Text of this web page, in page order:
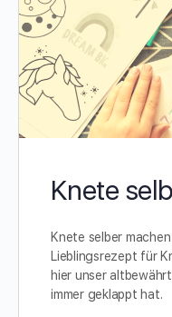
Knete
Knete selber
Lieblingsrezept für
hier unser
immer geklappt hat.